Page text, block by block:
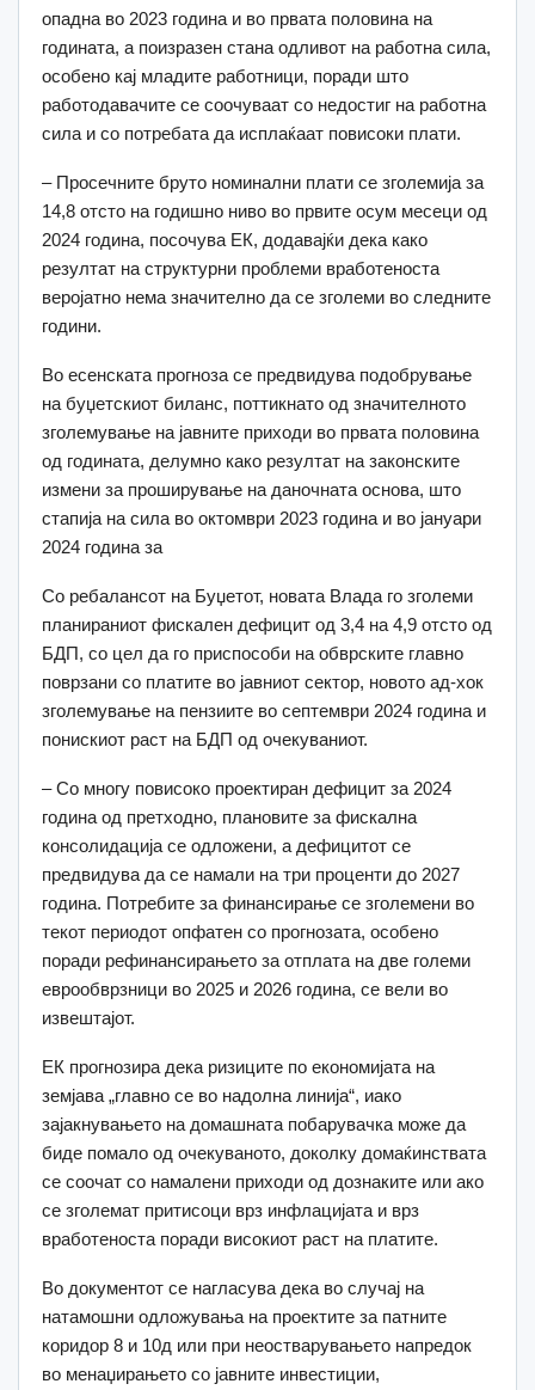
опадна во 2023 година и во првата половина на
годината, а поизразен стана одливот на работна сила,
особено кај младите работници, поради што
работодавачите се соочуваат со недостиг на работна
сила и со потребата да исплаќаат повисоки плати.
– Просечните бруто номинални плати се зголемија за
14,8 отсто на годишно ниво во првите осум месеци од
2024 година, посочува ЕК, додавајќи дека како
резултат на структурни проблеми вработеноста
веројатно нема значително да се зголеми во следните
години.
Во есенската прогноза се предвидува подобрување
на буџетскиот биланс, поттикнато од значителното
зголемување на јавните приходи во првата половина
од годината, делумно како резултат на законските
измени за проширување на даночната основа, што
стапија на сила во октомври 2023 година и во јануари
2024 година за
Со ребалансот на Буџетот, новата Влада го зголеми
планираниот фискален дефицит од 3,4 на 4,9 отсто од
БДП, со цел да го приспособи на обврските главно
поврзани со платите во јавниот сектор, новото ад-хок
зголемување на пензиите во септември 2024 година и
понискиот раст на БДП од очекуваниот.
– Со многу повисоко проектиран дефицит за 2024
година од претходно, плановите за фискална
консолидација се одложени, а дефицитот се
предвидува да се намали на три проценти до 2027
година. Потребите за финансирање се зголемени во
текот периодот опфатен со прогнозата, особено
поради рефинансирањето за отплата на две големи
еврообврзници во 2025 и 2026 година, се вели во
извештајот.
ЕК прогнозира дека ризиците по економијата на
земјава „главно се во надолна линија“, иако
зајакнувањето на домашната побарувачка може да
биде помало од очекуваното, доколку домаќинствата
се соочат со намалени приходи од дознаките или ако
се зголемат притисоци врз инфлацијата и врз
вработеноста поради високиот раст на платите.
Во документот се нагласува дека во случај на
натамошни одложувања на проектите за патните
коридор 8 и 10д или при неостварувањето напредок
во менаџирањето со јавните инвестиции,